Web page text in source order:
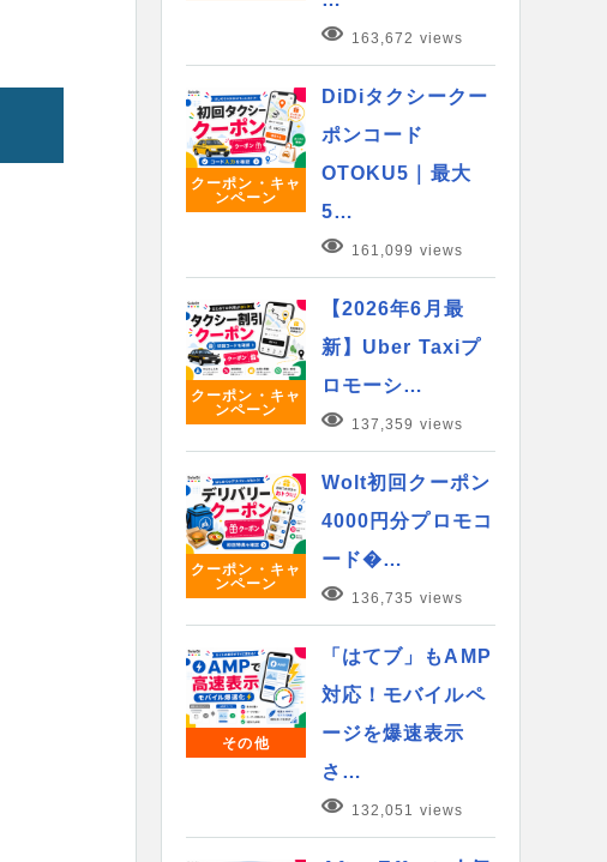
163,672 views
クーポン・キャ
ンペーン
DiDiタクシークー
ポンコード
OTOKU5｜最大
5…
161,099 views
クーポン・キャ
ンペーン
【2026年6月最
新】Uber Taxiプ
ロモーシ…
137,359 views
クーポン・キャ
ンペーン
Wolt初回クーポン
4000円分プロモコ
ード�…
136,735 views
その他
「はてブ」もAMP
対応！モバイルペ
ージを爆速表示
さ…
132,051 views